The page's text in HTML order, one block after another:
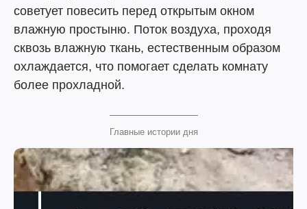
советует повесить перед открытым окном
влажную простыню. Поток воздуха, проходя
сквозь влажную ткань, естественным образом
охлаждается, что помогает сделать комнату
более прохладной.
Главные истории дня